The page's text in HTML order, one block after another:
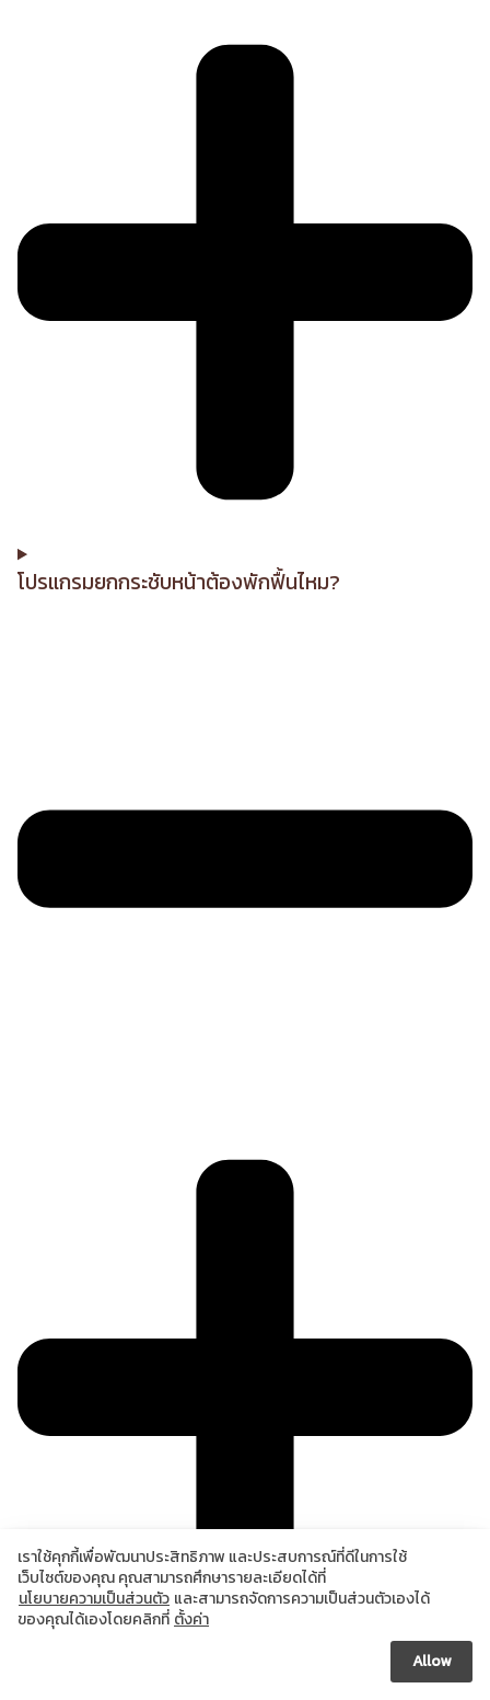
โปรแกรมยกกระชับหน้าต้องพักฟื้นไหม?
เราใช้คุกกี้เพื่อพัฒนาประสิทธิภาพ และประสบการณ์ที่ดีในการใช้
เว็บไซต์ของคุณ คุณสามารถศึกษารายละเอียดได้ที่
นโยบายความเป็นส่วนตัว และสามารถจัดการความเป็นส่วนตัวเองได้
ของคุณได้เองโดยคลิกที่ ตั้งค่า
Allow